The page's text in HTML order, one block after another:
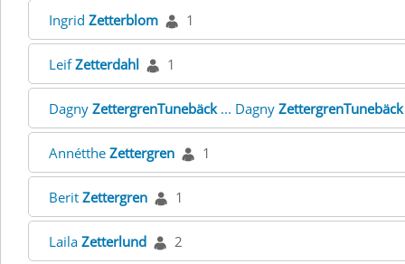
Ingrid Zetterblom 1
LeifZetterdahl 1
Dagny ZettergrenTunebäck... Dagny ZettergrenTunebäck
Annétthe Zettergren 1
Berit Zettergren 1
Laila Zetterlund 2